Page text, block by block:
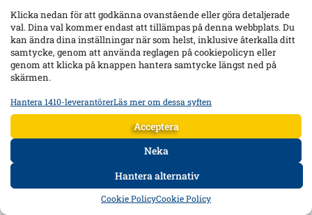
Klicka nedan för att godkänna ovanstående eller göra detaljerade
val. Dina val kommer endast att tillämpas på denna webbplats. Du
kan ändra dina inställningar när som helst, inklusive återkalla ditt
samtycke, genom att använda reglagen på cookiepolicyn eller
genom att klicka på knappen hantera samtycke längst ned på
skärmen.
Statistik
Lagra och/eller få åtkomst till information på en enhet, Mäta
reklamprestanda, Mäta innehållsprestanda, Förstå målgrupper
genom statistik eller kombinationer av data från olika källor.
Lagra och/eller få åtkomst till information på en enhet,
Hantera 1410-leverantörerLäs mer om dessa syften
Acceptera
Neka
Hantera alternativ
Cookie PolicyCookie Policy
DATA FORUM